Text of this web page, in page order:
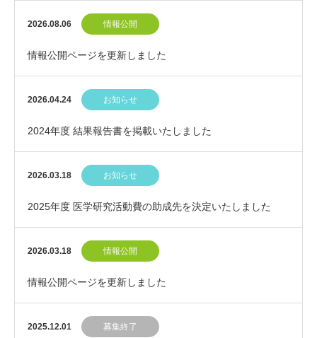
しました
2026.08.06 情報公開
情報公開ページを更新しました
2026.04.24 お知らせ
2024年度 結果報告書を掲載いたしました
2026.03.18 お知らせ
2025年度 医学研究活動費の助成先を決定いたしました
2026.03.18 情報公開
情報公開ページを更新しました
2025.12.01 募集終了